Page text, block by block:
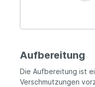
Aufbereitung
Die Aufbereitung ist
Verschmutzungen